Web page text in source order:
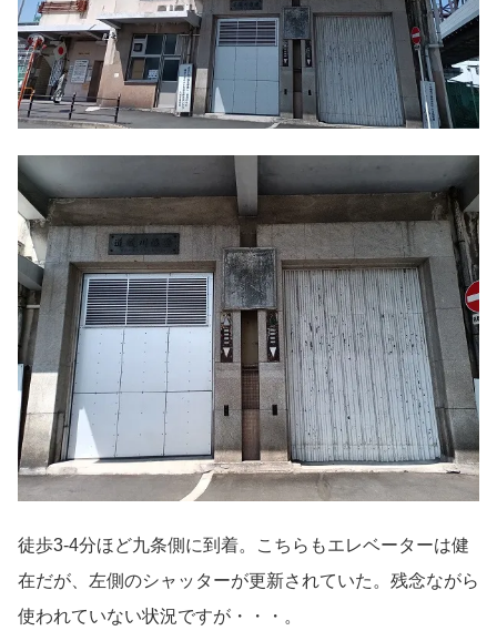
徒歩3-4分ほど九条側に到着。こちらもエレベーターは健
在だが、左側のシャッターが更新されていた。残念ながら
使われていない状況ですが・・・。